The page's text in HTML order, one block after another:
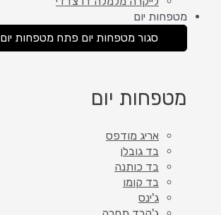
מטפחות יום
סגור מטפחות יום פתח מטפחות יום
מטפחות יום
אריג מודפס
בד גובלן
בד כותנה
בד קומו
ג'ינס